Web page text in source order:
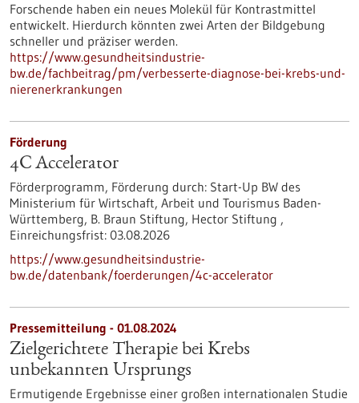
Forschende haben ein neues Molekül für Kontrastmittel
entwickelt. Hierdurch könnten zwei Arten der Bildgebung
schneller und präziser werden.
https://www.gesundheitsindustrie-
bw.de/fachbeitrag/pm/verbesserte-diagnose-bei-krebs-und-
nierenerkrankungen
Förderung
4C Accelerator
Förderprogramm, Förderung durch: Start-Up BW des
Ministerium für Wirtschaft, Arbeit und Tourismus Baden-
Württemberg, B. Braun Stiftung, Hector Stiftung ,
Einreichungsfrist: 03.08.2026
https://www.gesundheitsindustrie-
bw.de/datenbank/foerderungen/4c-accelerator
Pressemitteilung - 01.08.2024
Zielgerichtete Therapie bei Krebs
unbekannten Ursprungs
Ermutigende Ergebnisse einer großen internationalen Studie